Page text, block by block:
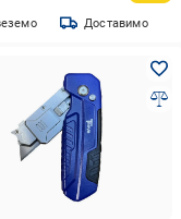
Доставимо